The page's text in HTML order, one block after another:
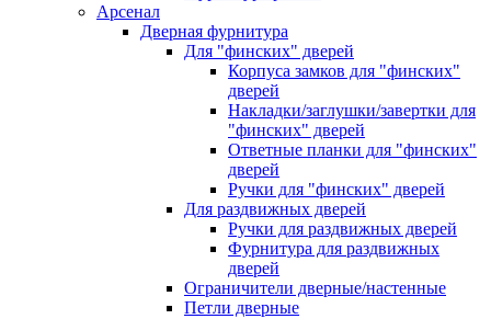
Арсенал
Дверная фурнитура
Для "финских" дверей
Корпуса замков для "финских"
дверей
Накладки/заглушки/завертки для
"финских" дверей
Ответные планки для "финских"
дверей
Ручки для "финских" дверей
Для раздвижных дверей
Ручки для раздвижных дверей
Фурнитура для раздвижных
дверей
Ограничители дверные/настенные
Петли дверные